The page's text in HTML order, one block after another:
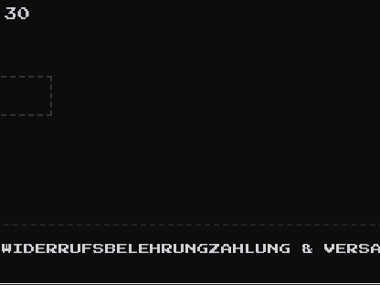
WIDERRUFSBELEHRUNGZAHLUNG &